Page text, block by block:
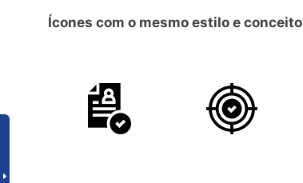
Ícones com o mesmo estilo e conceito